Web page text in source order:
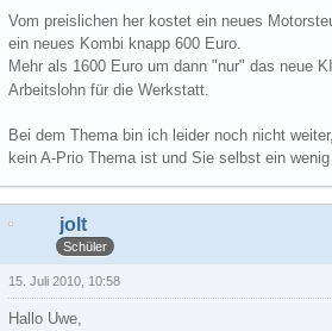
Vom preislichen her kostet ein neues
ein neues Kombi knapp 600 Euro.
Mehr als 1600 Euro um dann "nur" das neue
Arbeitslohn für die Werkstatt.
Bei dem Thema bin ich leider noch nicht
kein A-Prio Thema ist und Sie selbst ein
jolt
Schüler
15. Juli 2010, 10:58
Hallo Uwe,